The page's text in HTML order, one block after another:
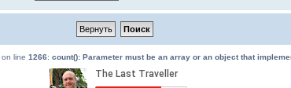
on line 1266: count(): Parameter must be an array or an object that